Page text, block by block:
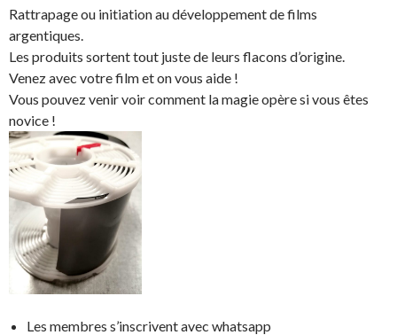
Rattrapage ou initiation au développement de films
argentiques.
Les produits sortent tout juste de leurs flacons d’origine.
Venez avec votre film et on vous aide !
Vous pouvez venir voir comment la magie opère si vous êtes
novice !
Les membres s’inscrivent avec whatsapp